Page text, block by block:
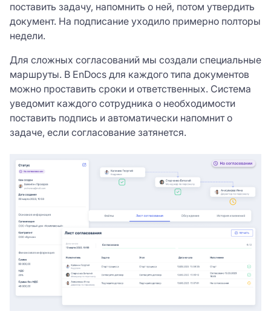
поставить задачу, напомнить о ней, потом утвердить
документ. На подписание уходило примерно полторы
недели.
Для сложных согласований мы создали специальные
маршруты. В EnDocs для каждого типа документов
можно проставить сроки и ответственных. Система
уведомит каждого сотрудника о необходимости
поставить подпись и автоматически напомнит о
задаче, если согласование затянется.